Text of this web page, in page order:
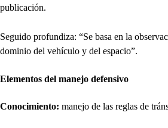
publicación.
Seguido profundiza: “Se basa en la
dominio del vehículo y del espacio”.
Elementos del manejo defensivo
Conocimiento: manejo de las reglas de